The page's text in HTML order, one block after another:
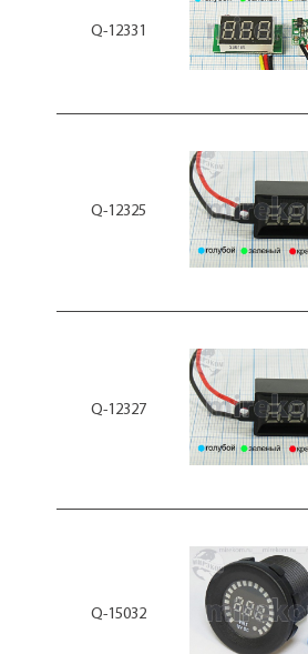
Q-12331
Q-12325
Q-12327
Q-15032